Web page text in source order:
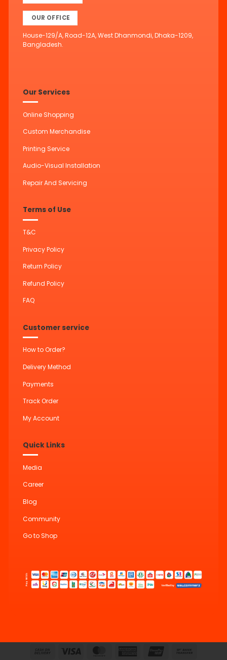
OUR OFFICE
House-129/A, Road-12A, West Dhanmondi, Dhaka-1209,
Bangladesh.
Our Services
Online Shopping
Custom Merchandise
Printing Service
Audio-Visual Installation
Repair And Servicing
Terms of Use
T&C
Privacy Policy
Return Policy
Refund Policy
FAQ
Customer service
How to Order?
Delivery Method
Payments
Track Order
My Account
Quick Links
Media
Career
Blog
Community
Go to Shop
Cash
Visa MasterCardAmerican UnionPay